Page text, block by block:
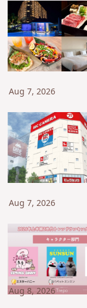
Aug 7, 2026
Aug 7, 2026
Aug 8, 2026